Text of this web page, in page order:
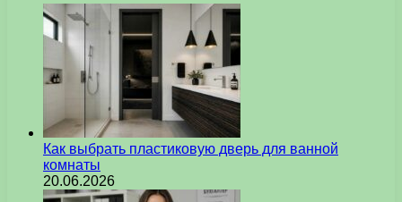
Как выбрать пластиковую дверь для ванной
комнаты
20.06.2026